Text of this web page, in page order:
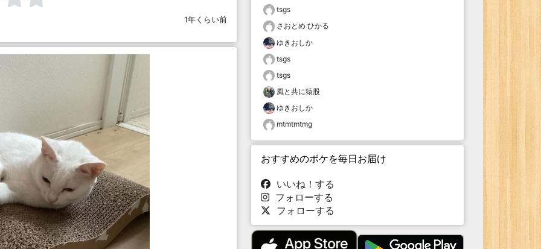
1年くらい前
tsgs
さおとめ ひかる
ゆきおしか
tsgs
tsgs
風と共に猿股
ゆきおしか
mtmtmtmg
おすすめのボケを毎日お届け
いいね！する
フォローする
フォローする